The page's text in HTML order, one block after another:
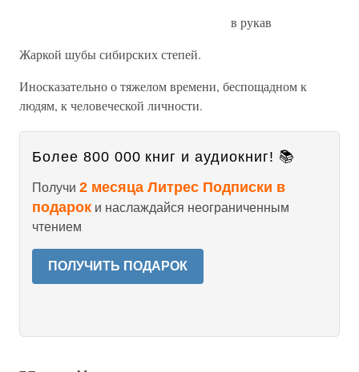
в рукав
Жаркой шубы сибирских степей.
Иносказательно о тяжелом времени, беспощадном к
людям, к человеческой личности.
Более 800 000 книг и аудиокниг! 📚
Получи 2 месяца Литрес Подписки в
подарок и наслаждайся неограниченным
чтением
ПОЛУЧИТЬ ПОДАРОК